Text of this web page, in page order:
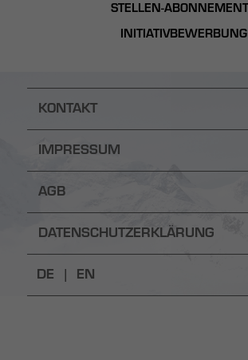
STELLEN-ABONNEMENT
INITIATIVBEWERBUNG
KONTAKT
IMPRESSUM
AGB
DATENSCHUTZERKLÄRUNG
DE | EN